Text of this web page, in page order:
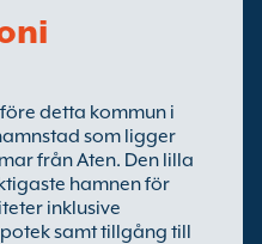
detta kommun i
som ligger
från Aten. Den lilla
hamnen för
inklusive
samt tillgång till